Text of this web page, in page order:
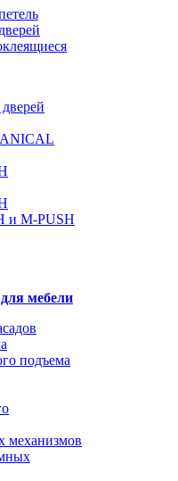
и M-PUSH
мебели
подъема
механизмов